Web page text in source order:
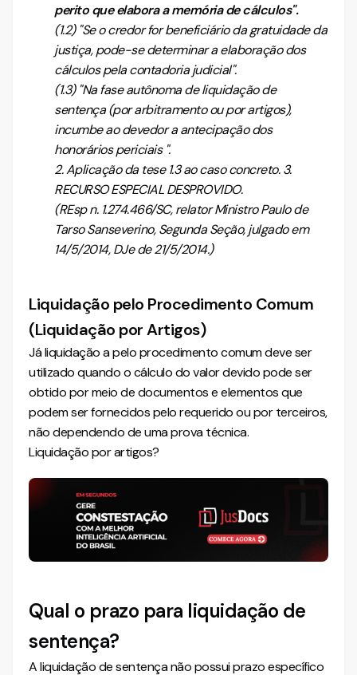
perito que elabora a memória de cálculos".
(1.2) "Se o credor for beneficiário da gratuidade da
justiça, pode-se determinar a elaboração dos
cálculos pela contadoria judicial".
(1.3) "Na fase autônoma de liquidação de
sentença (por arbitramento ou por artigos),
incumbe ao devedor a antecipação dos
honorários periciais ".
2. Aplicação da tese 1.3 ao caso concreto. 3.
RECURSO ESPECIAL DESPROVIDO.
(REsp n. 1.274.466/SC, relator Ministro Paulo de
Tarso Sanseverino, Segunda Seção, julgado em
14/5/2014, DJe de 21/5/2014.)
Liquidação pelo Procedimento Comum
(Liquidação por Artigos)
Já liquidação a pelo procedimento comum deve ser
utilizado quando o cálculo do valor devido pode ser
obtido por meio de documentos e elementos que
podem ser fornecidos pelo requerido ou por terceiros,
não dependendo de uma prova técnica.
Liquidação por artigos?
Qual o prazo para liquidação de
sentença?
A liquidação de sentença não possui prazo específico